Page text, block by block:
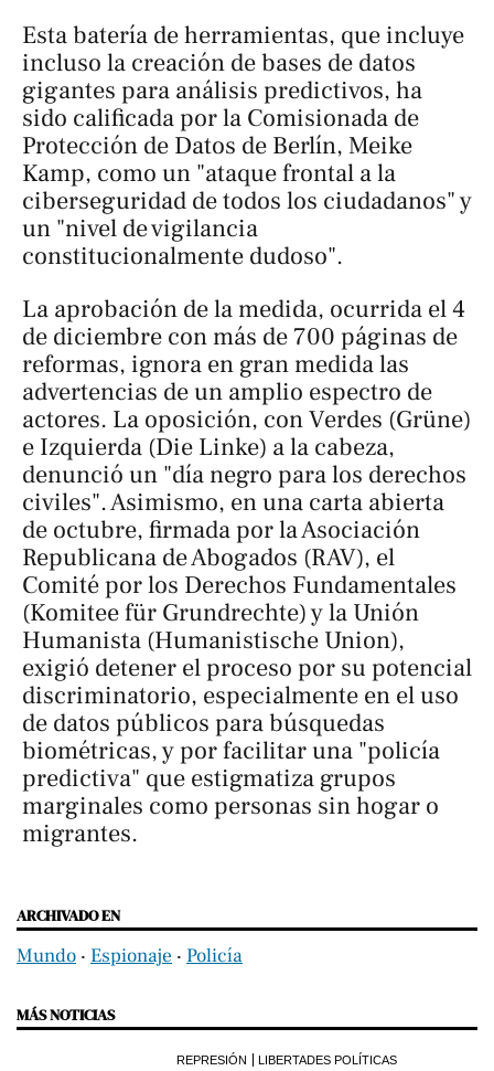
Esta batería de herramientas, que incluye
incluso la creación de bases de datos
gigantes para análisis predictivos, ha
sido calificada por la Comisionada de
Protección de Datos de Berlín, Meike
Kamp, como un "ataque frontal a la
ciberseguridad de todos los ciudadanos" y
un "nivel de vigilancia
constitucionalmente dudoso".
La aprobación de la medida, ocurrida el 4
de diciembre con más de 700 páginas de
reformas, ignora en gran medida las
advertencias de un amplio espectro de
actores. La oposición, con Verdes (Grüne)
e Izquierda (Die Linke) a la cabeza,
denunció un "día negro para los derechos
civiles". Asimismo, en una carta abierta
de octubre, firmada por la Asociación
Republicana de Abogados (RAV), el
Comité por los Derechos Fundamentales
(Komitee für Grundrechte) y la Unión
Humanista (Humanistische Union),
exigió detener el proceso por su potencial
discriminatorio, especialmente en el uso
de datos públicos para búsquedas
biométricas, y por facilitar una "policía
predictiva" que estigmatiza grupos
marginales como personas sin hogar o
migrantes.
ARCHIVADO EN
Mundo ‧ Espionaje ‧ Policía
MÁS NOTICIAS
REPRESIÓN LIBERTADES POLÍTICAS